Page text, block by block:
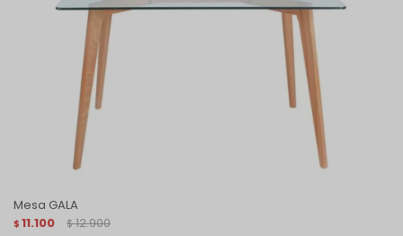
Mesa GALA
$ 11.100 $ 12.900